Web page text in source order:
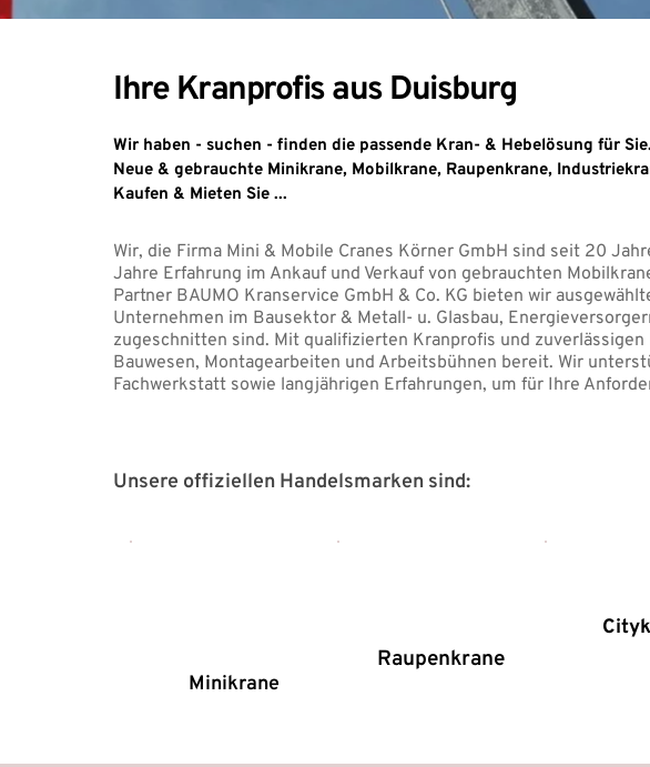
Ihre Kranprofis aus Duisburg
Wir haben - suchen - finden die passende Kran- & Hebelösung für Sie.
Neue & gebrauchte Minikrane, Mobilkrane, Raupenkrane,
Kaufen & Mieten Sie ...
Wir, die Firma Mini & Mobile Cranes Körner GmbH sind seit 20
Jahre Erfahrung im Ankauf und Verkauf von gebrauchten
Partner BAUMO Kranservice GmbH & Co. KG bieten wir
Unternehmen im Bausektor & Metall- u. Glasbau,
zugeschnitten sind. Mit qualifizierten Kranprofis und
Bauwesen, Montagearbeiten und Arbeitsbühnen bereit. Wir
Fachwerkstatt sowie langjährigen Erfahrungen, um für Ihre
Unsere offiziellen Handelsmarken sind:
Minikrane
Raupenkrane